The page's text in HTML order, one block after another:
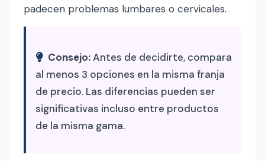
padecen problemas lumbares o cervicales.
Consejo:Antes de decidirte, compara
al menos 3 opciones en la misma franja
de precio. Las diferencias pueden ser
significativas incluso entre productos
de la misma gama.